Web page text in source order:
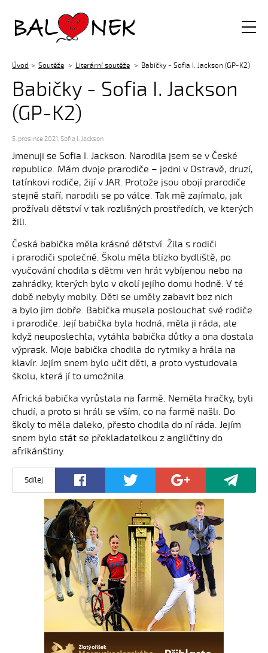
Balónek z.s.
Úvod Soutěže Literární soutěže Babičky - Sofia I. Jackson (GP-K2)
Babičky - Sofia I. Jackson
(GP-K2)
5. prosince 2021,Sofia I. Jackson
Jmenuji se Sofia I. Jackson. Narodila jsem se v České
republice. Mám dvoje prarodiče – jedni v Ostravě, druzí,
tatínkovi rodiče, žijí v JAR. Protože jsou obojí prarodiče
stejně staří, narodili se po válce. Tak mě zajímalo, jak
prožívali dětství v tak rozlišných prostředích, ve kterých
žili.
Česká babička měla krásné dětství. Žila s rodiči
i prarodiči společně. Školu měla blízko bydliště, po
vyučování chodila s dětmi ven hrát vybíjenou nebo na
zahrádky, kterých bylo v okolí jejího domu hodně. V té
době nebyly mobily. Děti se uměly zabavit bez nich
a bylo jim dobře. Babička musela poslouchat své rodiče
i prarodiče. Její babička byla hodná, měla ji ráda, ale
když neuposlechla, vytáhla babička důtky a ona dostala
výprask. Moje babička chodila do rytmiky a hrála na
klavír. Jejím snem bylo učit děti, a proto vystudovala
školu, která jí to umožnila.
Africká babička vyrůstala na farmě. Neměla hračky, byli
chudí, a proto si hráli se vším, co na farmě našli. Do
školy to měla daleko, přesto chodila do ní ráda. Jejím
snem bylo stát se překladatelkou z angličtiny do
afrikánštiny.
Sdílej